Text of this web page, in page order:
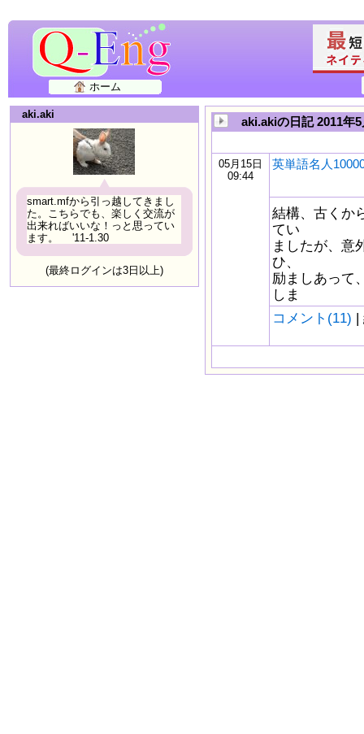
ホーム
aki.aki
smart.mfから引っ越してきまし
た。こちらでも、楽しく交流が
出来ればいいな！っと思ってい
ます。 '11-1.30
(最終ログインは3日以上)
aki.akiの日記 2011年5
05月15日
09:44
英単語名人
結構、古くか
てい
ましたが、意
ひ、
励ましあって
しま
コメント(11) |